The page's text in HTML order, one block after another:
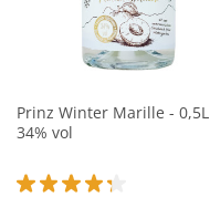
Prinz Winter Marille - 0,5L
34% vol